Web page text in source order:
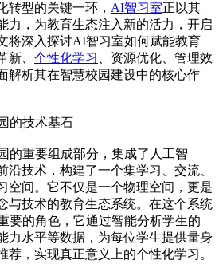
转型的关键一环， AI智习室正以其
力，为教育生态注入新的活力，开启
将深入探讨AI智习室如何赋能教育
新、 个性化学习
、资源优化、管理效
解析其在智慧校园建设中的核心作
的技术基石
的重要组成部分，集成了人工智
沿技术，构建了一个集学习、交流、
空间。它不仅是一个物理空间，更是
与技术的教育生态系统。在这个系统
要的角色，它通过智能分析学生的
力水平等数据，为每位学生提供量身
荐，实现真正意义上的个性化学习。